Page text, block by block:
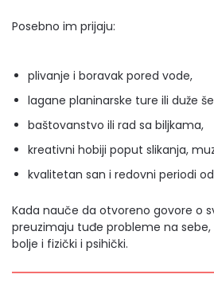
Posebno im prijaju:
plivanje i boravak pored vode,
lagane planinarske ture ili duže
baštovanstvo ili rad sa biljkama,
kreativni hobiji poput slikanja,
kvalitetan san i redovni periodi
Kada nauče da otvoreno govore o
preuzimaju tuđe probleme na
bolje i fizički i psihički.